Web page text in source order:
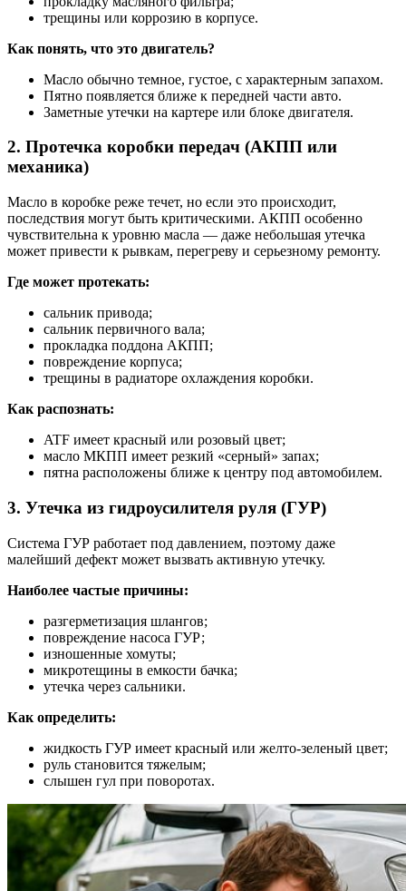
трещины или коррозию в корпусе.
Как понять, что это двигатель?
Масло обычно темное, густое, с характерным запахом.
Пятно появляется ближе к передней части авто.
Заметные утечки на картере или блоке двигателя.
2. Протечка коробки передач (АКПП или
механика)
Масло в коробке реже течет, но если это происходит,
последствия могут быть критическими. АКПП особенно
чувствительна к уровню масла — даже небольшая утечка
может привести к рывкам, перегреву и серьезному ремонту.
Где может протекать:
сальник привода;
сальник первичного вала;
прокладка поддона АКПП;
повреждение корпуса;
трещины в радиаторе охлаждения коробки.
Как распознать:
ATF имеет красный или розовый цвет;
масло МКПП имеет резкий «серный» запах;
пятна расположены ближе к центру под автомобилем.
3. Утечка из гидроусилителя руля (ГУР)
Система ГУР работает под давлением, поэтому даже
малейший дефект может вызвать активную утечку.
Наиболее частые причины:
разгерметизация шлангов;
повреждение насоса ГУР;
изношенные хомуты;
микротещины в емкости бачка;
утечка через сальники.
Как определить:
жидкость ГУР имеет красный или желто-зеленый цвет;
руль становится тяжелым;
слышен гул при поворотах.